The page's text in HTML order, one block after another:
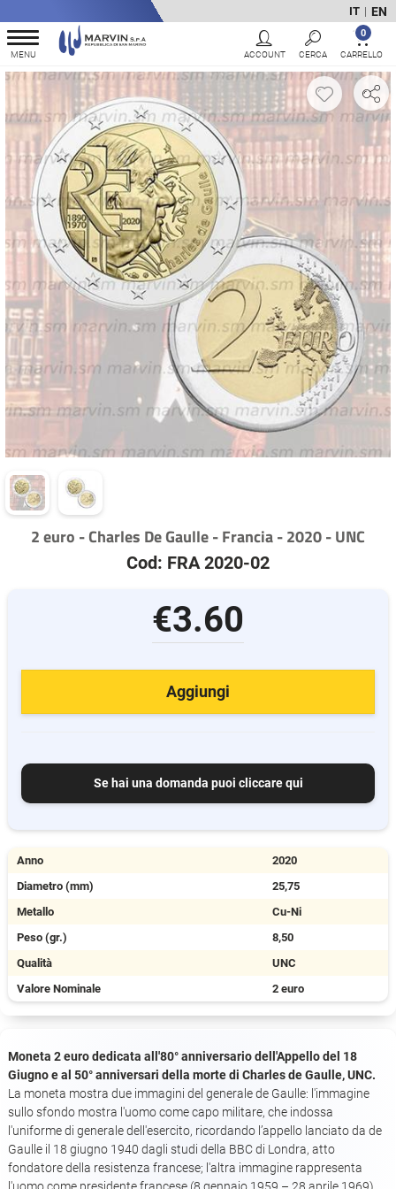
IT | EN
0
2 euro - Charles De Gaulle - Francia - 2020 - UNC
Cod: FRA 2020-02
€3.60
Aggiungi
Se hai una domanda puoi cliccare qui
Anno
2020
Diametro (mm)
25,75
Metallo
Cu-Ni
Peso (gr.)
8,50
Qualità
UNC
Valore Nominale
2 euro
Moneta 2 euro dedicata all'80° anniversario dell'Appello del 18
Giugno e al 50° anniversari della morte di Charles de Gaulle, UNC.
La moneta mostra due immagini del generale de Gaulle: l'immagine
sullo sfondo mostra l'uomo come capo militare, che indossa
l'uniforme di generale dell'esercito, ricordando l’appello lanciato da de
Gaulle il 18 giugno 1940 dagli studi della BBC di Londra, atto
fondatore della resistenza francese; l'altra immagine rappresenta